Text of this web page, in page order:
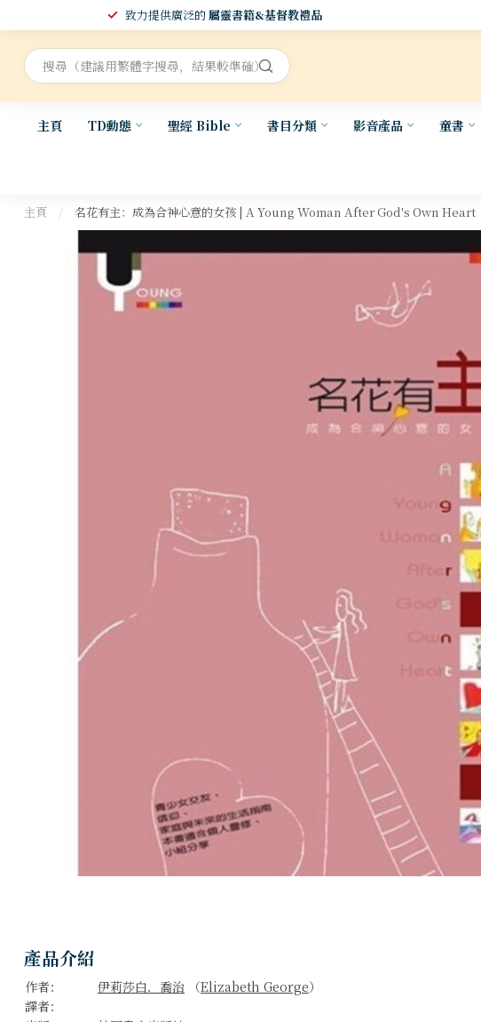
致力提供廣泛的屬靈書籍&基督教禮品
主頁 TD動態 聖經 Bible 書目分類 影音產品 童書
主頁 /
名花有主：成為合神心意的女孩 | A Young Woman After God's Own Heart
產品介紹
作者： 伊莉莎白．喬治 （Elizabeth George）
譯者：